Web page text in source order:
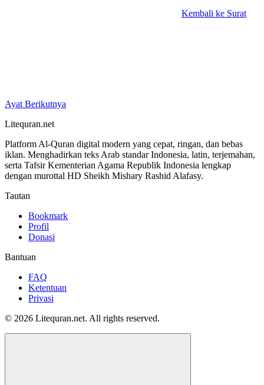
Kembali ke Surat
Ayat Berikutnya
Litequran.net
Platform Al-Quran digital modern yang cepat, ringan, dan bebas
iklan. Menghadirkan teks Arab standar Indonesia, latin, terjemahan,
serta Tafsir Kementerian Agama Republik Indonesia lengkap
dengan murottal HD Sheikh Mishary Rashid Alafasy.
Tautan
Bookmark
Profil
Donasi
Bantuan
FAQ
Ketentuan
Privasi
© 2026 Litequran.net. All rights reserved.